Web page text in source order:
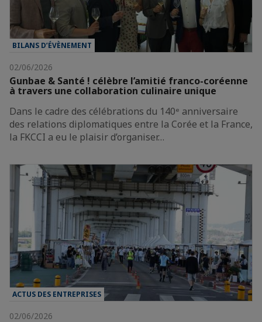
BILANS D’ÉVÈNEMENT
02/06/2026
Gunbae & Santé ! célèbre l’amitié franco-coréenne
à travers une collaboration culinaire unique
Dans le cadre des célébrations du 140ᵉ anniversaire
des relations diplomatiques entre la Corée et la France,
la FKCCI a eu le plaisir d’organiser…
ACTUS DES ENTREPRISES
02/06/2026